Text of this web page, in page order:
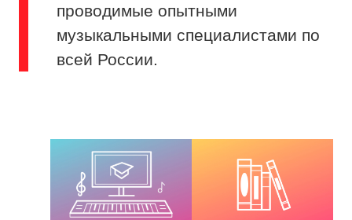
проводимые опытными
музыкальными специалистами по
всей России.